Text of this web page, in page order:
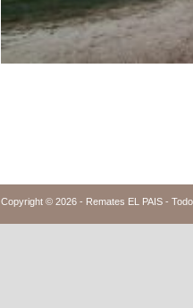
Copyright © 2026 - Remates EL PAIS -